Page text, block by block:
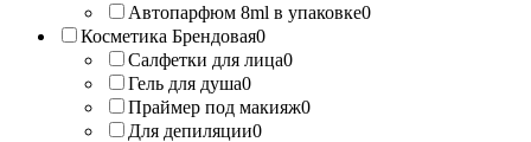
Автопарфюм 8ml в упаковке0
Косметика Брендовая0
Салфетки для лица0
Гель для душа0
Праймер под макияж0
Для депиляции0